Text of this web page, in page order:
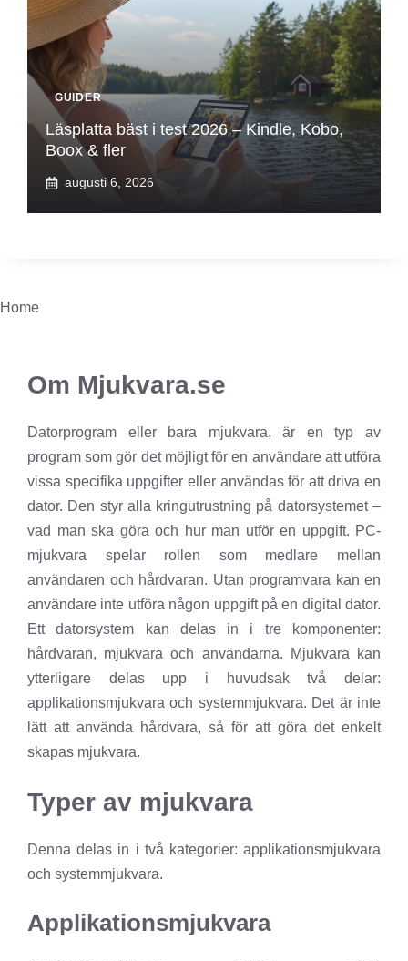
GUIDER
Läsplatta bäst i test 2026 – Kindle, Kobo,
Boox & fler
augusti 6, 2026
Home
Om Mjukvara.se
Datorprogram eller bara mjukvara, är en typ av
program som gör det möjligt för en användare att utföra
vissa specifika uppgifter eller användas för att driva en
dator. Den styr alla kringutrustning på datorsystemet –
vad man ska göra och hur man utför en uppgift. PC-
mjukvara spelar rollen som medlare mellan
användaren och hårdvaran. Utan programvara kan en
användare inte utföra någon uppgift på en digital dator.
Ett datorsystem kan delas in i tre komponenter:
hårdvaran, mjukvara och användarna. Mjukvara kan
ytterligare delas upp i huvudsak två delar:
applikationsmjukvara och systemmjukvara. Det är inte
lätt att använda hårdvara, så för att göra det enkelt
skapas mjukvara.
Typer av mjukvara
Denna delas in i två kategorier: applikationsmjukvara
och systemmjukvara.
Applikationsmjukvara